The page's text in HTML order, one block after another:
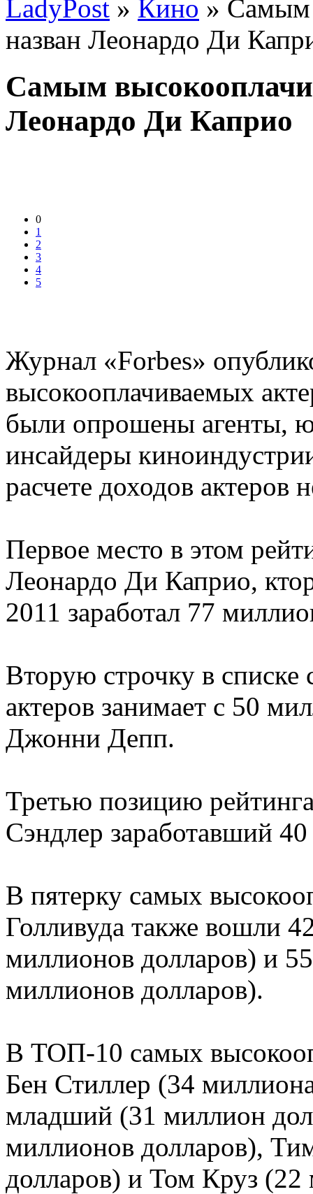
LadyPost » Кино » Самым
назван Леонардо Ди
Самым
Леонардо Ди Каприо
0
1
2
3
4
5
Журнал «Forbes»
высокооплачиваемых
были опрошены агенты,
инсайдеры
расчете доходов актеров
Первое место в этом
Леонардо Ди Каприо,
2011 заработал 77
Вторую строчку в
актеров занимает с 50
Джонни Депп.
Третью позицию
Сэндлер заработавший
В пятерку самых
Голливуда также вошли
миллионов долларов) и
миллионов долларов).
В ТОП-10 самых
Бен Стиллер (34
младший (31 миллион
миллионов долларов),
долларов) и Том Круз (22